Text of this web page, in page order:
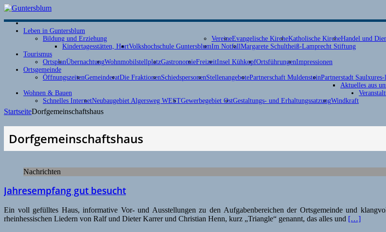
Leben in Guntersblum
Bildung und Erziehung
Kindertagesstätten, HortVolkshochschule Guntersblum
VereineEvangelische KircheKatholische KircheHandel und
Im NotfallMargarete Schultheiß-Lamprecht Stiftung
Tourismus
OrtsplanÜbernachtungWohnmobilstellplatzGastronomieFreizeitInsel KühkopfOrtsführungenImpressionen
Ortsgemeinde
ÖffnungszeitenGemeinderatDie FraktionenSchiedspersonenStellenangebotePartnerschaft MuldensteinPartnerstadt
Aktuelles aus
Wohnen & Bauen
Schnelles InternetNeubaugebiet Algersweg WESTGewerbegebiet OstGestaltungs- und ErhaltungssatzungWindkraft
StartseiteDorfgemeinschaftshaus
Dorfgemeinschaftshaus
Nachrichten
Jahresempfang gut besucht
Ein voll gefülltes Haus, informative Vor- und Ausstellungen zu den Aufgabenbereichen der Ortsgemeinde und
rheinhessischen Liedern von Ralf und Dieter Karrer und Christian Henn, kurz „Triangle“ genannt, das alles und […]